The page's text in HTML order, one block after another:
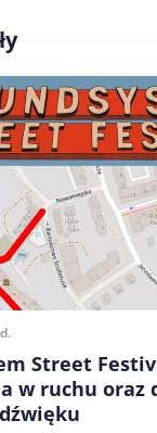
moje dane w tej
komentarzy.
Street
w ruchu oraz